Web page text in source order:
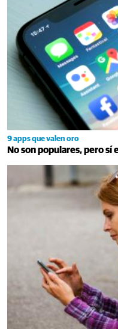
9 apps que valen oro
No son populares, pero